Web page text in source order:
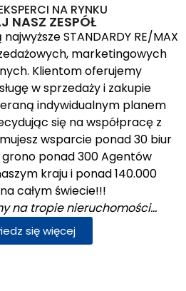
NA RYNKU
NASZ ZESPÓŁ
STANDARDY RE/MAX
marketingowych
Klientom oferujemy
w sprzedaży i zakupie
indywidualnym planem
się na współpracę z
wsparcie ponad 30 biur
grono ponad 300 Agentów
kraju i ponad 140.000
całym świecie!!!
na tropie nieruchomości…
się więcej